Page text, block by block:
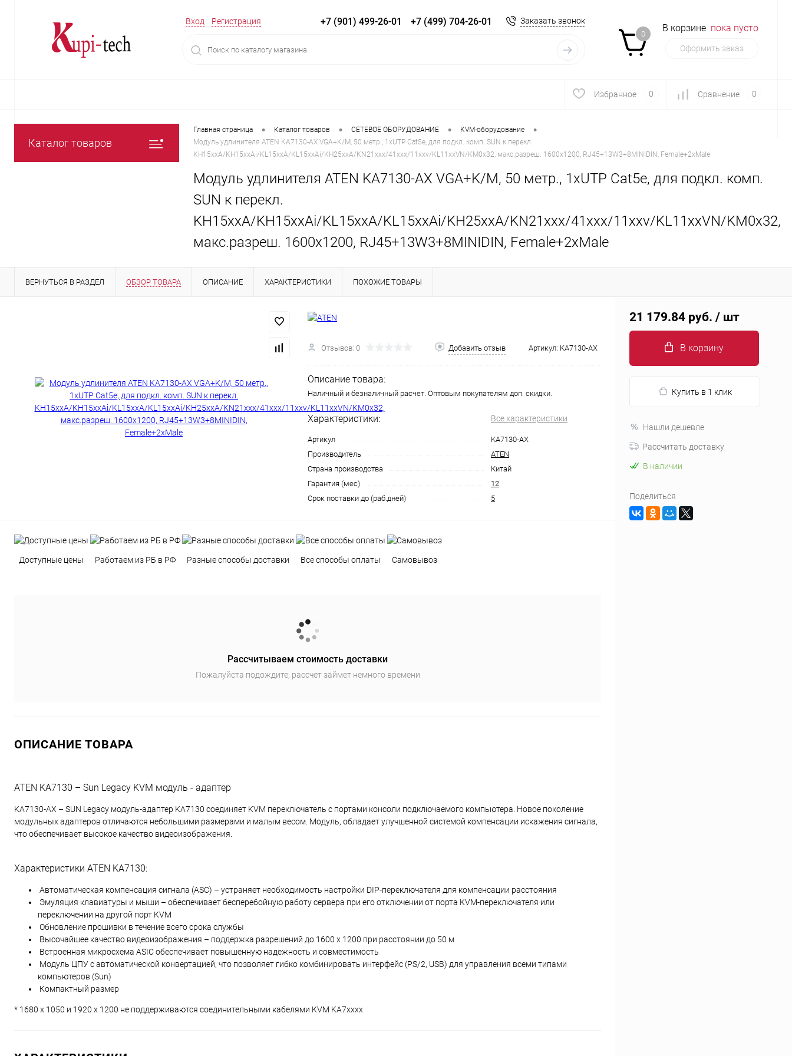
Вход Регистрация +7 (901) 499-26-01 +7 (499) 704-26-01 Заказать звонок
0
В корзине пока пусто
Оформить заказ
Избранное 0 Сравнение 0
Каталог товаров
Главная страница • Каталог товаров • СЕТЕВОЕ ОБОРУДОВАНИЕ • KVM-оборудование •
Модуль удлинителя ATEN KA7130-AX VGA+K/M, 50 метр., 1xUTP Cat5e, для подкл. комп. SUN к перекл.
KH15xxA/KH15xxAi/KL15xxA/KL15xxAi/KH25xxA/KN21xxx/41xxx/11xxv/KL11xxVN/KM0x32, макс.разреш. 1600х1200, RJ45+13W3+8MINIDIN, Female+2xMale
Модуль удлинителя ATEN KA7130-AX VGA+K/M, 50 метр., 1xUTP Cat5e, для подкл. комп.
SUN к перекл.
KH15xxA/KH15xxAi/KL15xxA/KL15xxAi/KH25xxA/KN21xxx/41xxx/11xxv/KL11xxVN/KM0x32,
макс.разреш. 1600х1200, RJ45+13W3+8MINIDIN, Female+2xMale
ВЕРНУТЬСЯ В РАЗДЕЛ ОБЗОР ТОВАРА ОПИСАНИЕ ХАРАКТЕРИСТИКИ ПОХОЖИЕ ТОВАРЫ
Отзывов: 0 Добавить отзыв Артикул: KA7130-AX
Описание товара:
Наличный и безналичный расчет. Оптовым покупателям доп. скидки.
Характеристики: Все характеристики
Артикул
KA7130-AX
Производитель
ATEN
Страна производства
Китай
Гарантия (мес)
12
Срок поставки до (раб.дней)
5
Доступные цены Работаем из РБ в РФ Разные способы доставки Все способы оплаты Самовывоз
Рассчитываем стоимость доставки
Пожалуйста подождите, рассчет займет немного времени
ОПИСАНИЕ ТОВАРА
ATEN KA7130 – Sun Legacy KVM модуль - адаптер
KA7130-AX – SUN Legacy модуль-адаптер KA7130 соединяет KVM переключатель с портами консоли подключаемого компьютера. Новое поколение
модульных адаптеров отличаются небольшими размерами и малым весом. Модуль, обладает улучшенной системой компенсации искажения сигнала,
что обеспечивает высокое качество видеоизображения.
Характеристики ATEN KA7130:
Автоматическая компенсация сигнала (ASC) – устраняет необходимость настройки DIP-переключателя для компенсации расстояния
Эмуляция клавиатуры и мыши – обеспечивает бесперебойную работу сервера при его отключении от порта KVM-переключателя или
переключении на другой порт KVM
Обновление прошивки в течение всего срока службы
Высочайшее качество видеоизображения – поддержка разрешений до 1600 x 1200 при расстоянии до 50 м
Встроенная микросхема ASIC обеспечивает повышенную надежность и совместимость
Модуль ЦПУ с автоматической конвертацией, что позволяет гибко комбинировать интерфейс (PS/2, USB) для управления всеми типами
компьютеров (Sun)
Компактный размер
* 1680 x 1050 и 1920 x 1200 не поддерживаются соединительными кабелями KVM KA7xxxx
21 179.84 руб. / шт
В корзину
Купить в 1 клик
Нашли дешевле
Рассчитать доставку
В наличии
Поделиться